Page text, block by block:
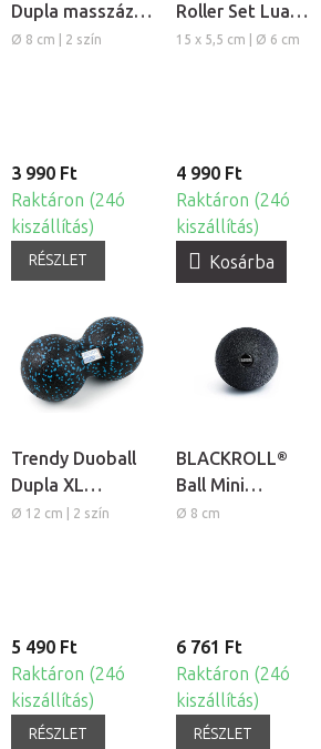
Dupla masszázs
labda
Ø 8 cm | 2 szín
3 990 Ft
Raktáron (24ó
kiszállítás)
RÉSZLET
Roller Set Lua
Mini & Bola
15 x 5,5 cm | Ø 6 cm
4 990 Ft
Raktáron (24ó
kiszállítás)
Kosárba
Trendy Duoball
Dupla XL
masszázs labda
Ø 12 cm | 2 szín
5 490 Ft
Raktáron (24ó
kiszállítás)
RÉSZLET
BLACKROLL®
Ball Mini
masszázs labda
Ø 8 cm
6 761 Ft
Raktáron (24ó
kiszállítás)
RÉSZLET